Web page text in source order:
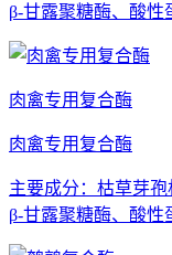
β-甘露聚糖酶、酸性
肉禽专用复合酶
肉禽专用复合酶
主要成分：枯草芽孢
β-甘露聚糖酶、酸性